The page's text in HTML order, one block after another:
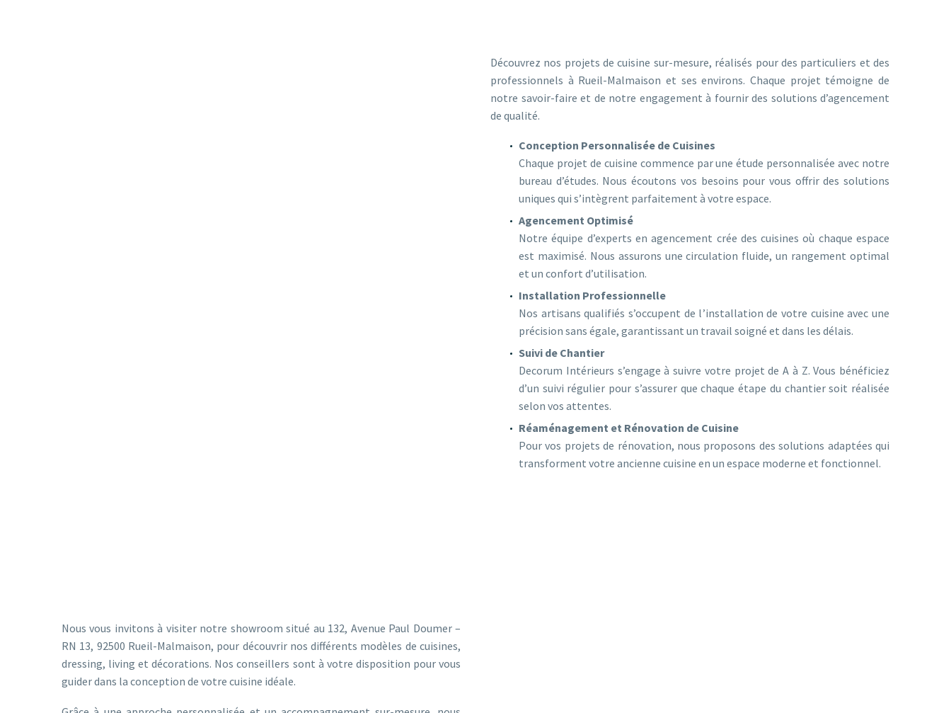
Découvrez nos projets de cuisine sur-mesure, réalisés pour des particuliers et des
professionnels à Rueil-Malmaison et ses environs. Chaque projet témoigne de
notre savoir-faire et de notre engagement à fournir des solutions d’agencement
de qualité.
Conception Personnalisée de Cuisines
Chaque projet de cuisine commence par une étude personnalisée avec notre
bureau d’études. Nous écoutons vos besoins pour vous offrir des solutions
uniques qui s’intègrent parfaitement à votre espace.
Agencement Optimisé
Notre équipe d’experts en agencement crée des cuisines où chaque espace
est maximisé. Nous assurons une circulation fluide, un rangement optimal
et un confort d’utilisation.
Installation Professionnelle
Nos artisans qualifiés s’occupent de l’installation de votre cuisine avec une
précision sans égale, garantissant un travail soigné et dans les délais.
Suivi de Chantier
Decorum Intérieurs s’engage à suivre votre projet de A à Z. Vous bénéficiez
d’un suivi régulier pour s’assurer que chaque étape du chantier soit réalisée
selon vos attentes.
Réaménagement et Rénovation de Cuisine
Pour vos projets de rénovation, nous proposons des solutions adaptées qui
transforment votre ancienne cuisine en un espace moderne et fonctionnel.
Nous vous invitons à visiter notre showroom situé au 132, Avenue Paul Doumer –
RN 13, 92500 Rueil-Malmaison, pour découvrir nos différents modèles de cuisines,
dressing, living et décorations. Nos conseillers sont à votre disposition pour vous
guider dans la conception de votre cuisine idéale.